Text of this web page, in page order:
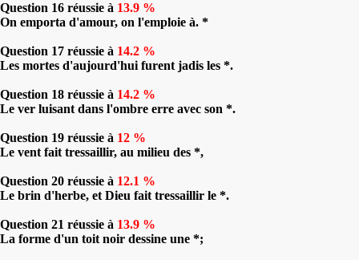
Question 16 réussie à 13.9 %
On emporta d'amour, on l'emploie à. *
Question 17 réussie à 14.2 %
Les mortes d'aujourd'hui furent jadis les *.
Question 18 réussie à 14.2 %
Le ver luisant dans l'ombre erre avec son *.
Question 19 réussie à 12 %
Le vent fait tressaillir, au milieu des *,
Question 20 réussie à 12.1 %
Le brin d'herbe, et Dieu fait tressaillir le *.
Question 21 réussie à 13.9 %
La forme d'un toit noir dessine une *;